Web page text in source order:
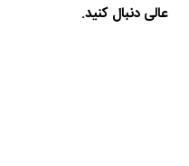
عالی دنبال کنید.